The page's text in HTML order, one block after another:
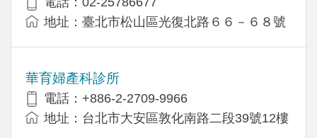
地址：臺北市松山區光復北路６６－６８號
華育婦產科診所
電話：+886-2-2709-9966
地址：台北市大安區敦化南路二段39號12樓